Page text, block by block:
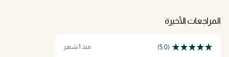
المراجعات الأخيرة
(5.0) منذ 1 شهر